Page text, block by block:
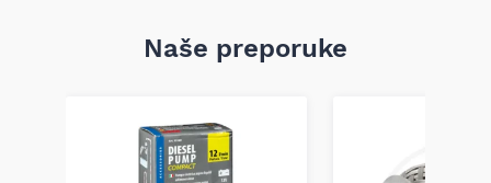
Naše preporuke